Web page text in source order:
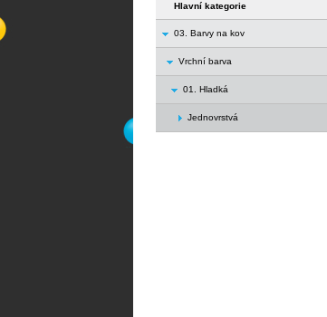
Hlavní kategorie
03. Barvy na kov
Vrchní barva
01. Hladká
Jednovrstvá